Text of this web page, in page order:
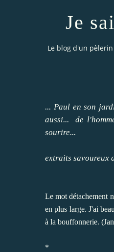
Je
Le blog d'un pèlerin
... Paul en son
aussi... de
sourire...
extraits savoureux
Le mot détachement
en plus large. J'ai
à la bouffonnerie.
*